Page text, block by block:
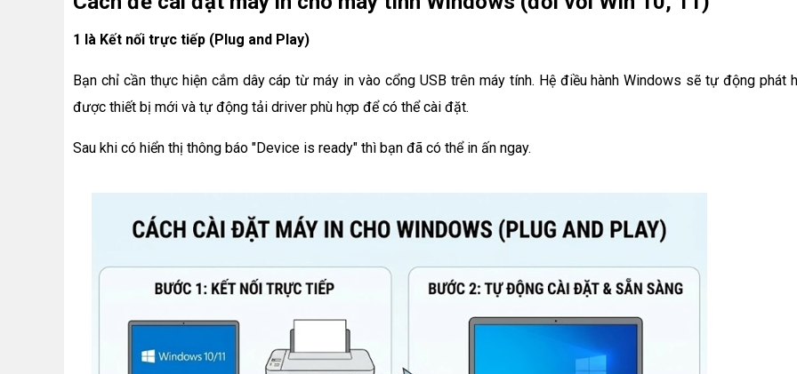
1 là Kết nối trực tiếp (Plug and Play)
Bạn chỉ cần thực hiện cắm dây cáp từ máy in vào cổng USB trên máy tính. Hệ điều hành Windows sẽ tự động phát
được thiết bị mới và tự động tải driver phù hợp để có thể cài đặt.
Sau khi có hiển thị thông báo "Device is ready" thì bạn đã có thể in ấn ngay.